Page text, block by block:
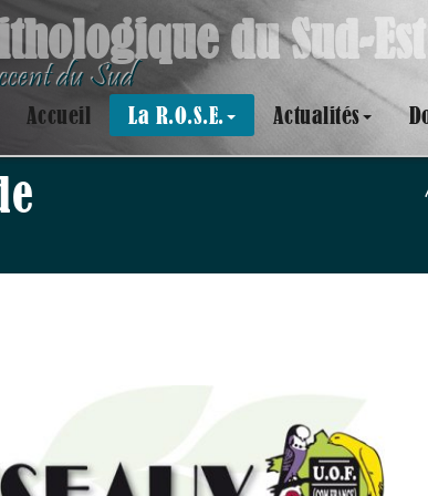
du Sud-Est
du Sud
Accueil La R.O.S.E. Actualités